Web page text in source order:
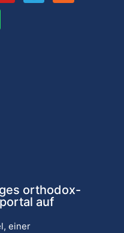
orthodox-
auf
einer